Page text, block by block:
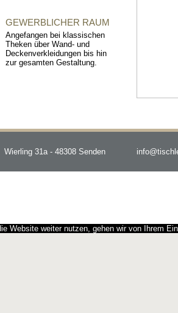
GEWERBLICHER RAUM
Angefangen bei klassischen
Theken über Wand- und
Deckenverkleidungen bis hin
zur gesamten Gestaltung.
Wierling 31a - 48308 Senden
Website weiter nutzen, gehen wir von Ihrem